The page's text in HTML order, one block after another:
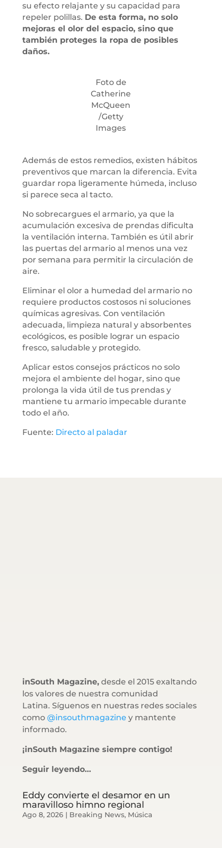
su efecto relajante y su capacidad para
repeler polillas. De esta forma, no solo
mejoras el olor del espacio, sino que
también proteges la ropa de posibles
daños.
Foto de
Catherine
McQueen
/Getty
Images
Además de estos remedios, existen hábitos
preventivos que marcan la diferencia. Evita
guardar ropa ligeramente húmeda, incluso
si parece seca al tacto.
No sobrecargues el armario, ya que la
acumulación excesiva de prendas dificulta
la ventilación interna. También es útil abrir
las puertas del armario al menos una vez
por semana para permitir la circulación de
aire.
Eliminar el olor a humedad del armario no
requiere productos costosos ni soluciones
químicas agresivas. Con ventilación
adecuada, limpieza natural y absorbentes
ecológicos, es posible lograr un espacio
fresco, saludable y protegido.
Aplicar estos consejos prácticos no solo
mejora el ambiente del hogar, sino que
prolonga la vida útil de tus prendas y
mantiene tu armario impecable durante
todo el año.
Fuente: Directo al paladar
inSouth Magazine,desde el 2015 exaltando
los valores de nuestra comunidad
Latina. Síguenos en nuestras redes sociales
como @insouthmagazine y mantente
informado.
¡inSouth Magazine siempre contigo!
Seguir leyendo…
Eddy convierte el desamor en un
maravilloso himno regional
Ago 8, 2026| Breaking News, Música